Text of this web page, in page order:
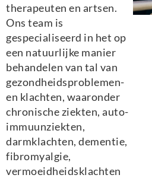
therapeuten en artsen.
Ons team is
gespecialiseerd in het op
een natuurlijke manier
behandelen van tal van
gezondheidsproblemen-
en klachten, waaronder
chronische ziekten, auto-
immuunziekten,
darmklachten, dementie,
fibromyalgie,
vermoeidheidsklachten